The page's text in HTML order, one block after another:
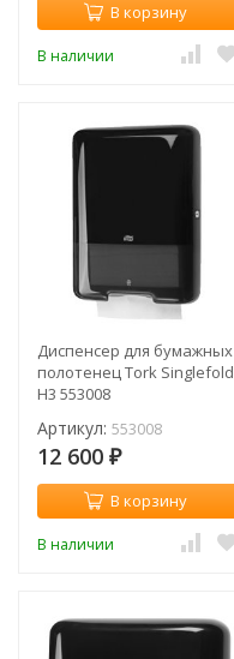
В корзину
В наличии
Диспенсер для бумажных
полотенец Tork Singlefold
H3 553008
Артикул: 553008
12 600 ₽
В корзину
В наличии